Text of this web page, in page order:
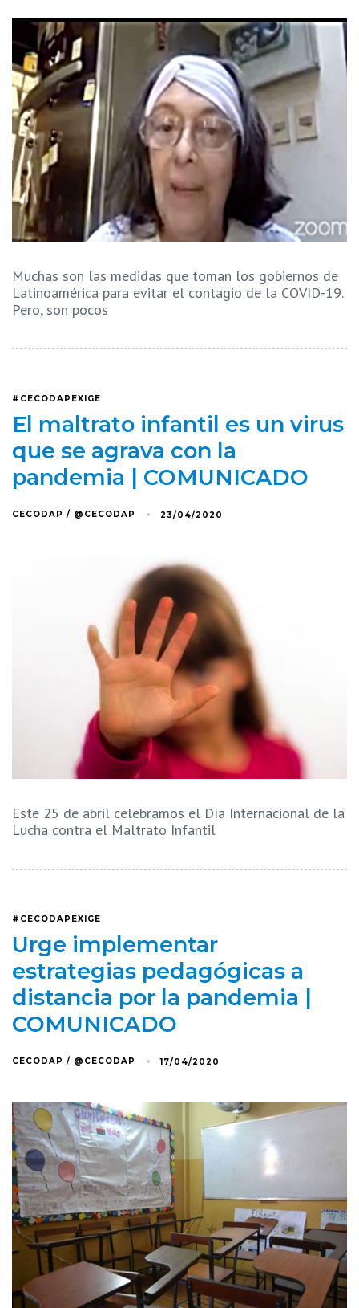
Muchas son las medidas que toman los gobiernos de
Latinoamérica para evitar el contagio de la COVID-19.
Pero, son pocos
#CECODAPEXIGE
El maltrato infantil es un virus
que se agrava con la
pandemia | COMUNICADO
CECODAP / @CECODAP 23/04/2020
Este 25 de abril celebramos el Día Internacional de la
Lucha contra el Maltrato Infantil
#CECODAPEXIGE
Urge implementar
estrategias pedagógicas a
distancia por la pandemia |
COMUNICADO
CECODAP / @CECODAP 17/04/2020